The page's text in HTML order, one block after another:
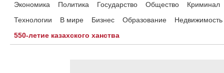
Экономика Политика Государство Общество
Криминал
Технологии
В мире Бизнес Образование
Недвижимость
550-летие казахского ханства